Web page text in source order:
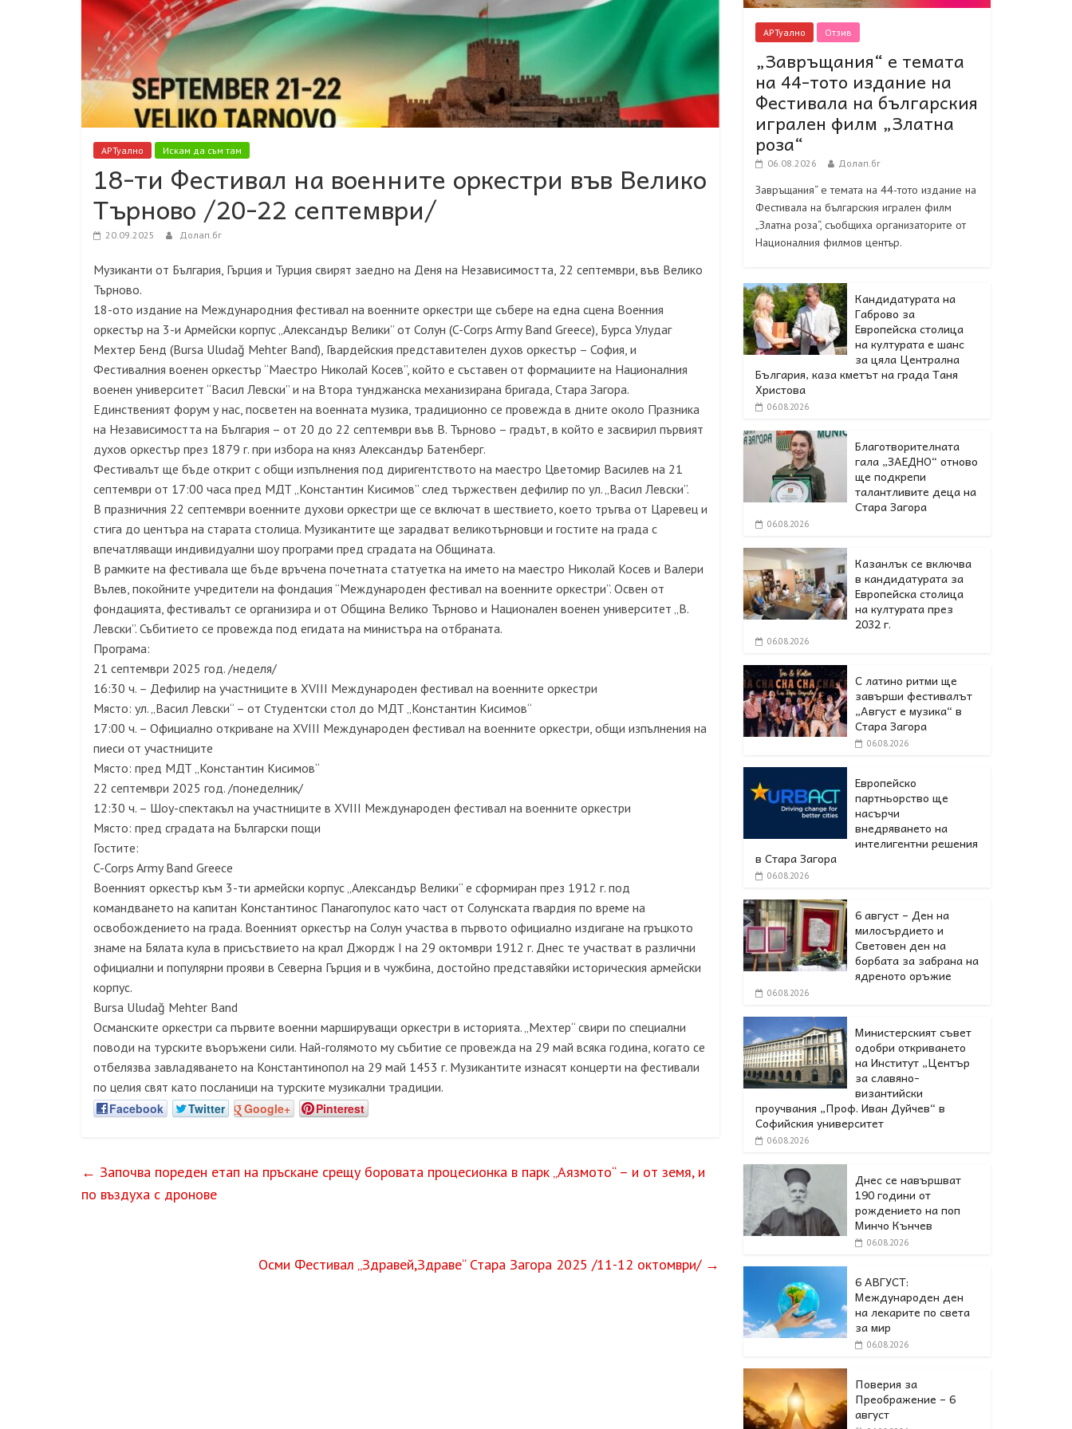
АРТуално Искам да съм там
18-ти Фестивал на военните оркестри във Велико
Търново /20-22 септември/
20.09.2025 Долап.бг
Музиканти от България, Гърция и Турция свирят заедно на Деня на Независимостта, 22 септември, във Велико
Търново.
18-ото издание на Международния фестивал на военните оркестри ще събере на една сцена Военния
оркестър на 3-и Армейски корпус „Александър Велики” от Солун (C-Corps Army Band Greece), Бурса Улудаг
Мехтер Бенд (Bursa Uludağ Mehter Band), Гвардейския представителен духов оркестър – София, и
Фестивалния военен оркестър “Маестро Николай Косев”, който е съставен от формациите на Националния
военен университет “Васил Левски” и на Втора тунджанска механизирана бригада, Стара Загора.
Единственият форум у нас, посветен на военната музика, традиционно се провежда в дните около Празника
на Независимостта на България – от 20 до 22 септември във В. Търново – градът, в който е засвирил първият
духов оркестър през 1879 г. при избора на княз Александър Батенберг.
Фестивалът ще бъде открит с общи изпълнения под диригентството на маестро Цветомир Василев на 21
септември от 17:00 часа пред МДТ „Константин Кисимов” след тържествен дефилир по ул. „Васил Левски”.
В празничния 22 септември военните духови оркестри ще се включат в шествието, което тръгва от Царевец и
стига до центъра на старата столица. Музикантите ще зарадват великотърновци и гостите на града с
впечатляващи индивидуални шоу програми пред сградата на Общината.
В рамките на фестивала ще бъде връчена почетната статуетка на името на маестро Николай Косев и Валери
Вълев, покойните учредители на фондация “Международен фестивал на военните оркестри”. Освен от
фондацията, фестивалът се организира и от Община Велико Търново и Национален военен университет „В.
Левски”. Събитието се провежда под егидата на министъра на отбраната.
Програма:
21 септември 2025 год. /неделя/
16:30 ч. – Дефилир на участниците в ХVІІІ Международен фестивал на военните оркестри
Място: ул. „Васил Левски“ – от Студентски стол до МДТ „Константин Кисимов“
17:00 ч. – Официално откриване на ХVІІІ Международен фестивал на военните оркестри, общи изпълнения на
пиеси от участниците
Място: пред МДТ „Константин Кисимов“
22 септември 2025 год. /понеделник/
12:30 ч. – Шоу-спектакъл на участниците в ХVІІІ Международен фестивал на военните оркестри
Място: пред сградата на Български пощи
Гостите:
C-Corps Army Band Greece
Военният оркестър към 3-ти армейски корпус „Александър Велики“ е сформиран през 1912 г. под
командването на капитан Константинос Панагопулос като част от Солунската гвардия по време на
освобождението на града. Военният оркестър на Солун участва в първото официално издигане на гръцкото
знаме на Бялата кула в присъствието на крал Джордж I на 29 октомври 1912 г. Днес те участват в различни
официални и популярни прояви в Северна Гърция и в чужбина, достойно представяйки историческия армейски
корпус.
Bursa Uludağ Mehter Band
Османските оркестри са първите военни маршируващи оркестри в историята. „Мехтер“ свири по специални
поводи на турските въоръжени сили. Най-голямото му събитие се провежда на 29 май всяка година, когато се
отбелязва завладяването на Константинопол на 29 май 1453 г. Музикантите изнасят концерти на фестивали
по целия свят като посланици на турските музикални традиции.
Facebook
Twitter Google+ Pinterest
← Започва пореден етап на пръскане срещу боровата процесионка в парк „Аязмото“ – и от земя, и
по въздуха с дронове
Осми Фестивал „Здравей,Здраве“ Стара Загора 2025 /11-12 октомври/ →
АРТуално Отзив
„Завръщания“ е темата
на 44-тото издание на
Фестивала на българския
игрален филм „Златна
роза“
06.08.2026 Долап.бг
Завръщания“ е темата на 44-тото издание на
Фестивала на българския игрален филм
„Златна роза“, съобщиха организаторите от
Националния филмов център.
Кандидатурата на
Габрово за
Европейска столица
на културата е шанс
за цяла Централна
България, каза кметът на града Таня
Христова
06.08.2026
Благотворителната
гала „ЗАЕДНО“ отново
ще подкрепи
талантливите деца на
Стара Загора
06.08.2026
Казанлък се включва
в кандидатурата за
Европейска столица
на културата през
2032 г.
06.08.2026
С латино ритми ще
завърши фестивалът
„Август е музика“ в
Стара Загора
06.08.2026
Европейско
партньорство ще
насърчи
внедряването на
интелигентни решения
в Стара Загора
06.08.2026
6 август – Ден на
милосърдието и
Световен ден на
борбата за забрана на
ядреното оръжие
06.08.2026
Министерският съвет
одобри откриването
на Институт „Център
за славяно-
византийски
проучвания „Проф. Иван Дуйчев“ в
Софийския университет
06.08.2026
Днес се навършват
190 години от
рождението на поп
Минчо Кънчев
06.08.2026
6 АВГУСТ:
Международен ден
на лекарите по света
за мир
06.08.2026
Поверия за
Преображение – 6
август